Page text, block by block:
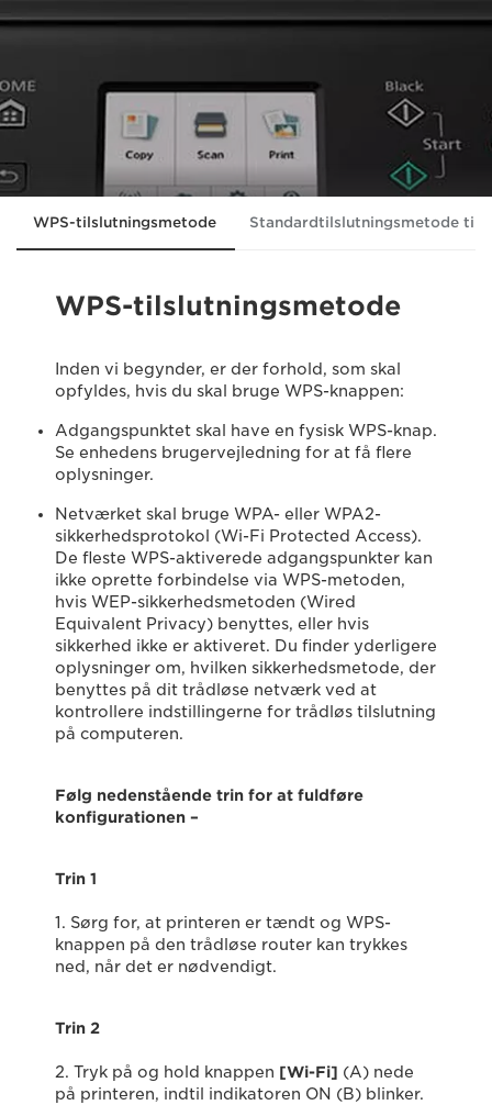
WPS-tilslutningsmetode Standardtilslutningsmetode til
WPS-tilslutningsmetode
Inden vi begynder, er der forhold, som skal
opfyldes, hvis du skal bruge WPS-knappen:
Adgangspunktet skal have en fysisk WPS-knap.
Se enhedens brugervejledning for at få flere
oplysninger.
Netværket skal bruge WPA- eller WPA2-
sikkerhedsprotokol (Wi-Fi Protected Access).
De fleste WPS-aktiverede adgangspunkter kan
ikke oprette forbindelse via WPS-metoden,
hvis WEP-sikkerhedsmetoden (Wired
Equivalent Privacy) benyttes, eller hvis
sikkerhed ikke er aktiveret. Du finder yderligere
oplysninger om, hvilken sikkerhedsmetode, der
benyttes på dit trådløse netværk ved at
kontrollere indstillingerne for trådløs tilslutning
på computeren.
Følg nedenstående trin for at fuldføre
konfigurationen –
Trin 1
1. Sørg for, at printeren er tændt og WPS-
knappen på den trådløse router kan trykkes
ned, når det er nødvendigt.
Trin 2
2. Tryk på og hold knappen [Wi-Fi] (A) nede
på printeren, indtil indikatoren ON (B) blinker.